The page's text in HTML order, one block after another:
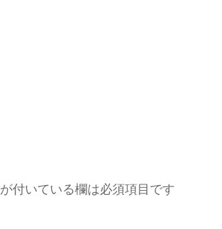
が付いている欄は必須項目です